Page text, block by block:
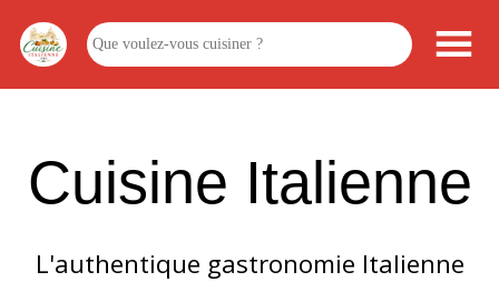
Cuisine Italienne
L'authentique gastronomie Italienne